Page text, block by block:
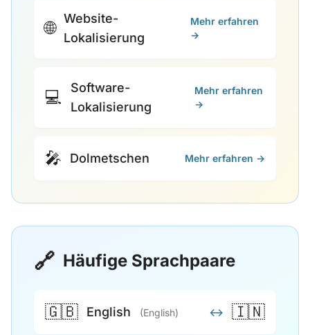
🌐 Website-
Lokalisierung
Mehr erfahren
→
💻
Software-
Lokalisierung
Mehr erfahren
→
🎤 Dolmetschen Mehr erfahren →
🔗 Häufige Sprachpaare
🇬🇧 English (English) ↔ 🇮🇳